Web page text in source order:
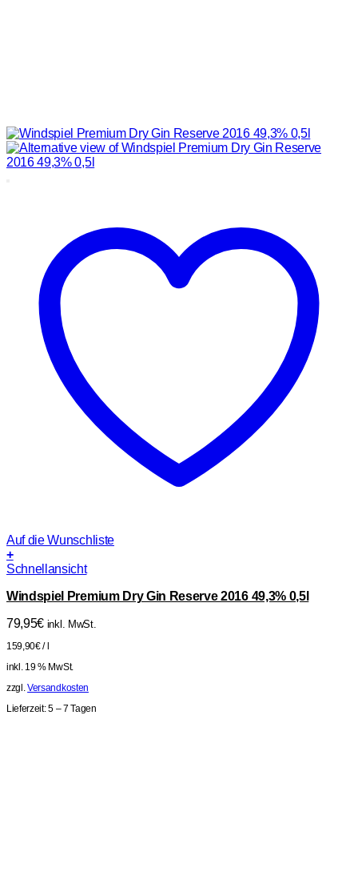
Auf die Wunschliste
+
Schnellansicht
Windspiel Premium Dry Gin Reserve 2016 49,3% 0,5l
79,95€ inkl. MwSt.
159,90€/
inkl. 19 % MwSt.
zzgl.Versandkosten
Lieferzeit:5 – 7 Tagen